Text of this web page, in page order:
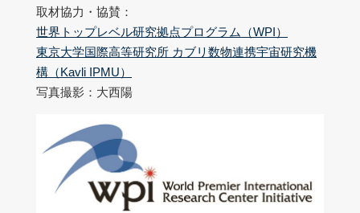
取材協力・協賛：
世界トップレベル研究拠点プログラム（WPI）
東京大学国際高等研究所 カブリ数物連携宇宙研究機
構（Kavli IPMU）
写真撮影：大西陽